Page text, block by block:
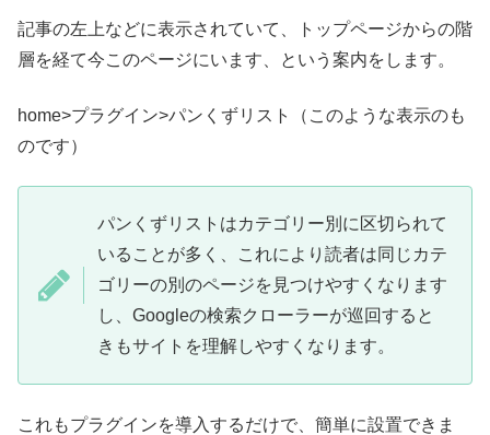
記事の左上などに表示されていて、トップページからの階
層を経て今このページにいます、という案内をします。
home>プラグイン>パンくずリスト（このような表示のも
のです）
パンくずリストはカテゴリー別に区切られて
いることが多く、これにより読者は同じカテ
ゴリーの別のページを見つけやすくなります
し、Googleの検索クローラーが巡回すると
きもサイトを理解しやすくなります。
これもプラグインを導入するだけで、簡単に設置できま